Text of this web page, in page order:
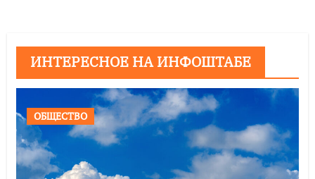
ИНТЕРЕСНОЕ НА ИНФОШТАБЕ
ОБЩЕСТВО